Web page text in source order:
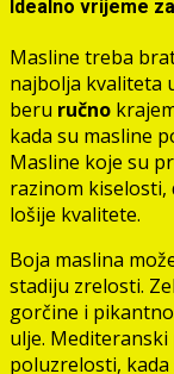
Idealno vrijeme
Masline treba
najbolja kvaliteta
beru ručno
kada su masline
Masline koje su
razinom kiselosti,
lošije kvalitete.
Boja maslina
stadiju zrelosti.
gorčine i
ulje.
poluzrelosti,